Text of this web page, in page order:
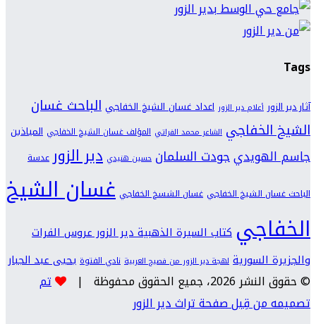
Tags
آثار دير الزور أعلام دير الزور اعداد غسان الشيخ الخفاجي الباحث غسان
الشيخ الخفاجي الشاعر محمد الفراتي المؤلف غسان الشيخ الخفاجي المياذين
جاسم الهويديجودت السلمان حسين هنيدي دير الزور عدسة
الباحث غسان الشيخ الخفاجي غسان الشسخ الخفاجي غسان الشيخ
الخفاجي كتاب السيرة الذهبية دير الزور عروس الفرات
والجزيرة السورية لهجة دير الزور من فصيح العربية نادي الفتوة يحيى عبد الجبار
© حقوق النشر 2026، جميع الحقوق محفوظة |
تم
تصميمه من قِبل صفحة تراث دير الزور